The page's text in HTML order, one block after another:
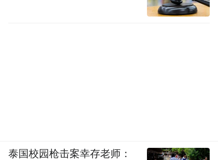
泰国校园枪击案幸存老师：